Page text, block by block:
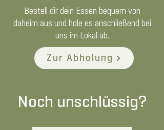
Bestell dir dein Essen bequem von
daheim aus und hole es anschließend bei
uns im Lokal ab.
Zur Abholung
Noch unschlüssig?